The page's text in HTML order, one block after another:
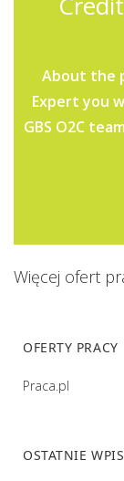
About the
Expert you
GBS O2C
Więcej ofert
OFERTY PRACY
Praca.pl
OSTATNIE